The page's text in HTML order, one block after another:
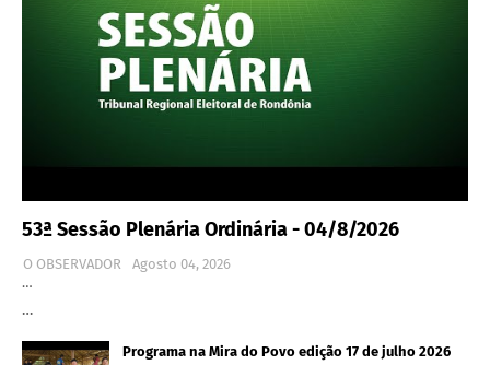
53ª Sessão Plenária Ordinária - 04/8/2026
O OBSERVADOR
Agosto 04, 2026
…
…
Programa na Mira do Povo edição 17 de julho 2026